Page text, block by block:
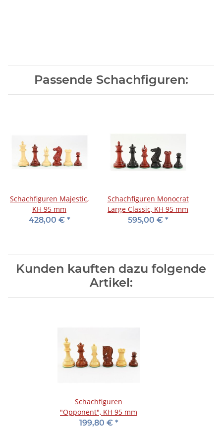
Passende Schachfiguren:
Schachfiguren Majestic,
KH 95 mm
428,00 € *
Schachfiguren Monocrat
Large Classic, KH 95 mm
595,00 € *
Kunden kauften dazu folgende
Artikel:
Schachfiguren
"Opponent", KH 95 mm
199,80 € *